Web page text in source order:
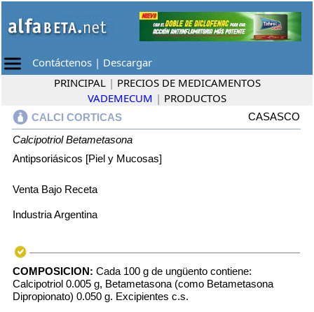
Contáctenos | Descargar
PRINCIPAL | PRECIOS DE MEDICAMENTOS
VADEMECUM | PRODUCTOS
CALCI CORTICAS
CASASCO
Calcipotriol Betametasona
Antipsoriásicos [Piel y Mucosas]
Venta Bajo Receta
Industria Argentina
COMPOSICION: Cada 100 g de ungüento contiene:
Calcipotriol 0.005 g, Betametasona (como Betametasona
Dipropionato) 0.050 g. Excipientes c.s.